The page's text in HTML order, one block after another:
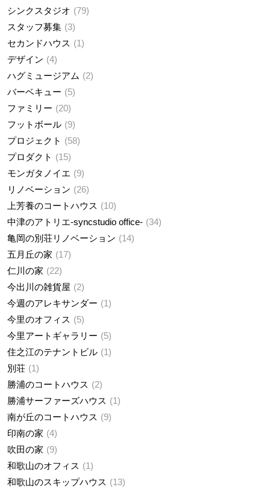
シンクスタジオ
79
スタッフ募集 3
セカンドハウス
1
デザイン
4
ハグミュージアム
2
バーベキュー
5
ファミリー
20
フットボール
9
プロジェクト
58
プロダクト
15
モンガタノイエ
9
リノベーション
26
上芳養のコートハウス
10
中津のアトリエ-syncstudio office- 34
亀岡の別荘リノベーション
14
五月丘の家
17
仁川の家
22
今出川の雑貨屋
2
今週のアレキサンダー
1
今里のオフィス
5
今里アートギャラリー
5
住之江のテナントビル
1
別荘
1
勝浦のコートハウス
2
勝浦サーファーズハウス
1
南が丘のコートハウス
9
印南の家
4
吹田の家
9
和歌山のオフィス
1
和歌山のスキップハウス
13